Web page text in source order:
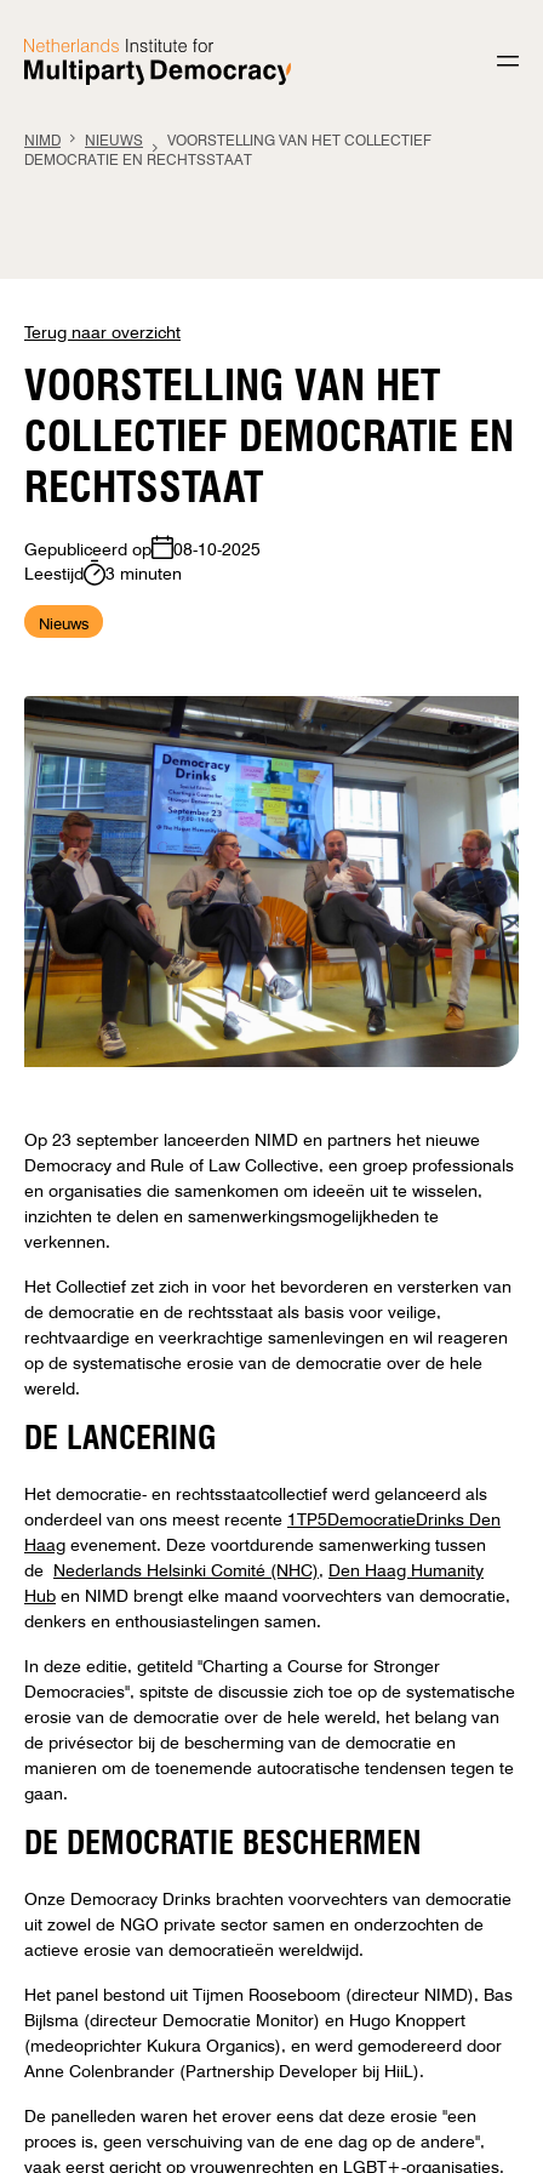
NIMD NIEUWS VOORSTELLING VAN HET COLLECTIEF
DEMOCRATIE EN RECHTSSTAAT
Terug naar overzicht
VOORSTELLING VAN HET
COLLECTIEF DEMOCRATIE EN
RECHTSSTAAT
Gepubliceerd op 08-10-2025
Leestijd 3 minuten
Nieuws
Op 23 september lanceerden NIMD en partners het nieuwe
Democracy and Rule of Law Collective, een groep professionals
en organisaties die samenkomen om ideeën uit te wisselen,
inzichten te delen en samenwerkingsmogelijkheden te
verkennen.
Het Collectief zet zich in voor het bevorderen en versterken van
de democratie en de rechtsstaat als basis voor veilige,
rechtvaardige en veerkrachtige samenlevingen en wil reageren
op de systematische erosie van de democratie over de hele
wereld.
DE LANCERING
Het democratie- en rechtsstaatcollectief werd gelanceerd als
onderdeel van ons meest recente 1TP5DemocratieDrinks Den
Haag evenement. Deze voortdurende samenwerking tussen
de Nederlands Helsinki Comité (NHC) Den Haag Humanity
Hub en NIMD brengt elke maand voorvechters van democratie,
denkers en enthousiastelingen samen.
In deze editie, getiteld "Charting a Course for Stronger
Democracies", spitste de discussie zich toe op de systematische
erosie van de democratie over de hele wereld, het belang van
de privésector bij de bescherming van de democratie en
manieren om de toenemende autocratische tendensen tegen te
gaan.
DE DEMOCRATIE BESCHERMEN
Onze Democracy Drinks brachten voorvechters van democratie
uit zowel de NGO private sector samen en onderzochten de
actieve erosie van democratieën wereldwijd.
Het panel bestond uit Tijmen Rooseboom (directeur NIMD), Bas
Bijlsma (directeur Democratie Monitor) en Hugo Knoppert
(medeoprichter Kukura Organics), en werd gemodereerd door
Anne Colenbrander (Partnership Developer bij HiiL).
De panelleden waren het erover eens dat deze erosie "een
proces is, geen verschuiving van de ene dag op de andere",
vaak eerst gericht op vrouwenrechten en LGBT+-organisaties,